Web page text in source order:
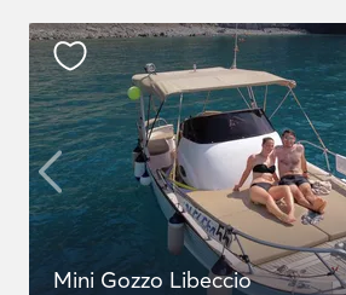
Mini Gozzo Libeccio